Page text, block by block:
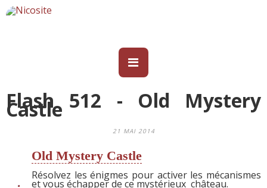
Flash 512 - Old Mystery
Castle
21 MAI 2014
Old Mystery Castle
Résolvez les énigmes pour activer les mécanismes
et vous échapper de ce mystérieux château.